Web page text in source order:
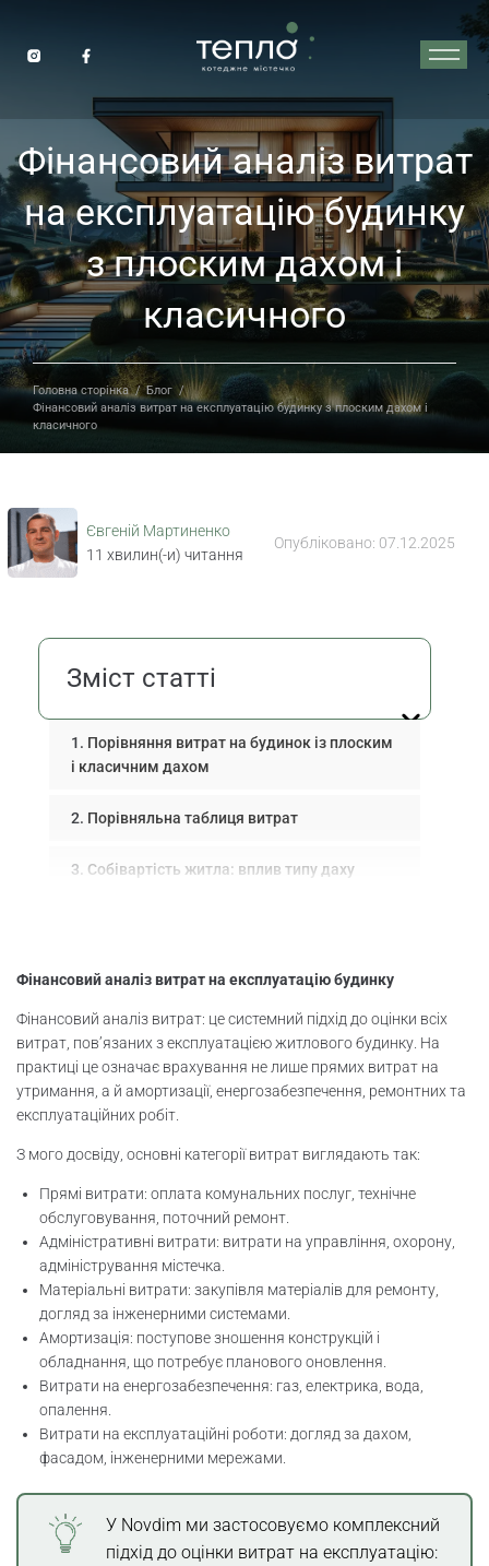
Фінансовий аналіз витрат
на експлуатацію будинку
з плоским дахом і
класичного
Головна сторінка / Блог /
Фінансовий аналіз витрат на експлуатацію будинку з плоским дахом і
класичного
Євгеній Мартиненко
11 хвилин(-и) читання
Опубліковано: 07.12.2025
Зміст статті
Порівняння витрат на будинок із плоским
і класичним дахом
Порівняльна таблиця витрат
Собівартість житла: вплив типу даху
Фінансовий аналіз витрат на експлуатацію будинку
Фінансовий аналіз витрат: це системний підхід до оцінки всіх
витрат, пов’язаних з експлуатацією житлового будинку. На
практиці це означає врахування не лише прямих витрат на
утримання, а й амортизації, енергозабезпечення, ремонтних та
експлуатаційних робіт.
З мого досвіду, основні категорії витрат виглядають так:
Прямі витрати: оплата комунальних послуг, технічне
обслуговування, поточний ремонт.
Адміністративні витрати: витрати на управління, охорону,
адміністрування містечка.
Матеріальні витрати: закупівля матеріалів для ремонту,
догляд за інженерними системами.
Амортизація: поступове зношення конструкцій і
обладнання, що потребує планового оновлення.
Витрати на енергозабезпечення: газ, електрика, вода,
опалення.
Витрати на експлуатаційні роботи: догляд за дахом,
фасадом, інженерними мережами.
У Novdim ми застосовуємо комплексний
підхід до оцінки витрат на експлуатацію: